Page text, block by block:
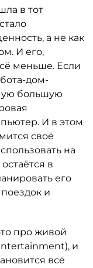
в тот
а не как
И его,
меньше. Если
дом-
большую
И в этом
своё
на
в
его
и
про живой
и
всё